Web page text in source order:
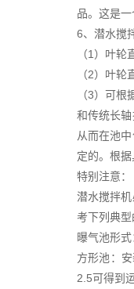
品。这是
6、潜水搅
（1）叶
（2）叶
（3）可
和传统长
从而在池
定的。根
特别注意：
潜水搅拌
考下列典
曝气池形式
方形池：
2.5可得到